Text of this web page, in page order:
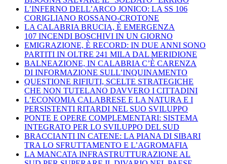
L’INFERNO DELL’ARCO JONICO: LA SS 106
CORIGLIANO ROSSANO-CROTONE
LA CALABRIA BRUCIA, È EMERGENZA
107 INCENDI BOSCHIVI IN UN GIORNO
EMIGRAZIONE, È RECORD: IN DUE ANNI SONO
PARTITI IN OLTRE 241 MILA DAL MERIDIONE
BALNEAZIONE, IN CALABRIA C’È CARENZA
DI INFORMAZIONE SULL’INQUINAMENTO
QUESTIONE RIFIUTI, SCELTE STRATEGICHE
CHE NON TUTELANO DAVVERO I CITTADINI
L’ECONOMIA CALABRESE E LA NATURA E I
PERSISTENTI RITARDI NEL SUO SVILUPPO
PONTE E OPERE COMPLEMENTARI: SISTEMA
INTEGRATO PER LO SVILUPPO DEL SUD
BRACCIANTI IN CATENE: LA PIANA DI SIBARI
TRA LO SFRUTTAMENTO E L’AGROMAFIA
LA MANCATA INFRASTRUTTURAZIONE AL